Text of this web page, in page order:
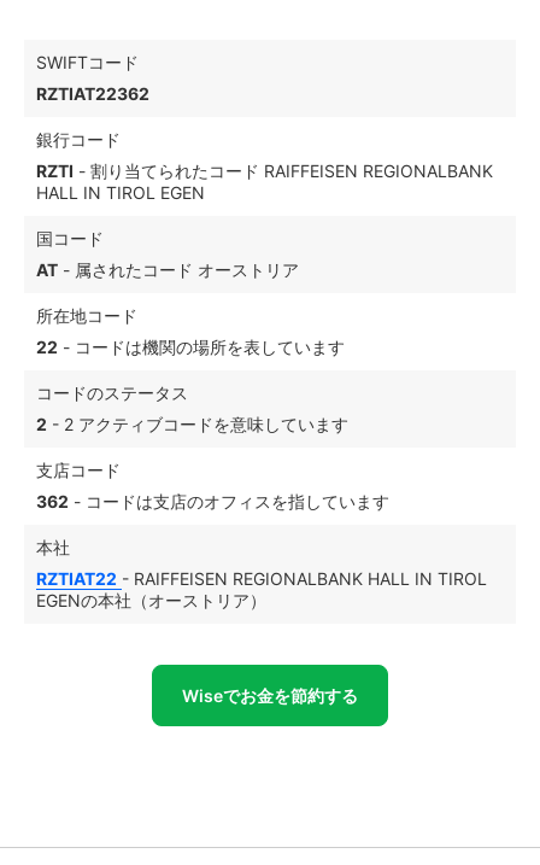
SWIFTコード
RZTIAT22362
銀行コード
RZTI - 割り当てられたコード RAIFFEISEN REGIONALBANK
HALL IN TIROL EGEN
国コード
AT - 属されたコード オーストリア
所在地コード
22 - コードは機関の場所を表しています
コードのステータス
2 - 2 アクティブコードを意味しています
支店コード
362 - コードは支店のオフィスを指しています
本社
RZTIAT22 - RAIFFEISEN REGIONALBANK HALL IN TIROL
EGENの本社（オーストリア）
Wiseでお金を節約する